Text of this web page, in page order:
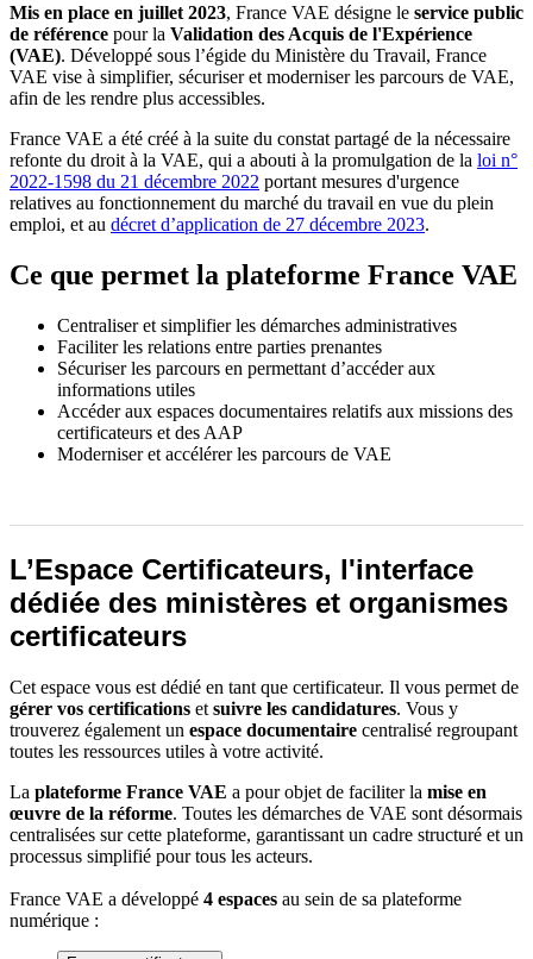
Mis en place en juillet 2023, France VAE désigne le service public
de référence pour la Validation des Acquis de l'Expérience
(VAE). Développé sous l’égide du Ministère du Travail, France
VAE vise à simplifier, sécuriser et moderniser les parcours de VAE,
afin de les rendre plus accessibles.
France VAE a été créé à la suite du constat partagé de la nécessaire
refonte du droit à la VAE, qui a abouti à la promulgation de la loi n°
2022-1598 du 21 décembre 2022 portant mesures d'urgence
relatives au fonctionnement du marché du travail en vue du plein
emploi, et au décret d’application de 27 décembre 2023.
Ce que permet la plateforme France VAE
Centraliser et simplifier les démarches administratives
Faciliter les relations entre parties prenantes
Sécuriser les parcours en permettant d’accéder aux
informations utiles
Accéder aux espaces documentaires relatifs aux missions des
certificateurs et des AAP
Moderniser et accélérer les parcours de VAE
L’Espace Certificateurs, l'interface
dédiée des ministères et organismes
certificateurs
Cet espace vous est dédié en tant que certificateur. Il vous permet de
gérer vos certifications et suivre les candidatures. Vous y
trouverez également un espace documentaire centralisé regroupant
toutes les ressources utiles à votre activité.
La plateforme France VAE a pour objet de faciliter la mise en
œuvre de la réforme. Toutes les démarches de VAE sont désormais
centralisées sur cette plateforme, garantissant un cadre structuré et un
processus simplifié pour tous les acteurs.
France VAE a développé 4 espaces au sein de sa plateforme
numérique :